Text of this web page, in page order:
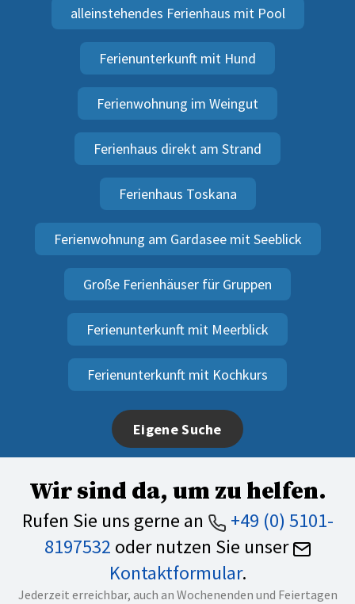
alleinstehendes Ferienhaus mit Pool
Ferienunterkunft mit Hund
Ferienwohnung im Weingut
Ferienhaus direkt am Strand
Ferienhaus Toskana
Ferienwohnung am Gardasee mit Seeblick
Große Ferienhäuser für Gruppen
Ferienunterkunft mit Meerblick
Ferienunterkunft mit Kochkurs
Eigene Suche
Wir sind da, um zu helfen.
Rufen Sie uns gerne an
+49 (0) 5101-
8197532 oder nutzen Sie unser
Kontaktformular.
Jederzeit erreichbar, auch an Wochenenden und Feiertagen